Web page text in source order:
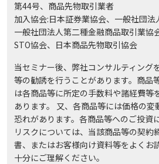
第44号、商品先物取引業者
加入協会:日本証券業協会、一般社団法
一般社団法人第二種金融商品取引業協
STO協会、日本商品先物取引協会
当セミナー後、弊社コンサルティング
等の勧誘を行うことがあります。商品
は各商品等に所定の手数料や諸経費等
あります。 又、各商品等には価格の
恐れがあります。各商品等へのご投資
リスクについては、当該商品等の契約
書、またはお客様向け資料等をよくお
十分にご理解ください。